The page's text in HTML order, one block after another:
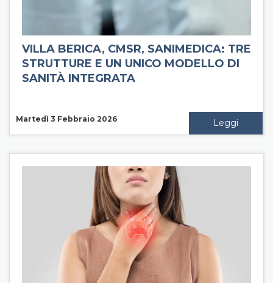
VILLA BERICA, CMSR, SANIMEDICA: TRE
STRUTTURE E UN UNICO MODELLO DI
SANITÀ INTEGRATA
Martedì 3 Febbraio 2026 Leggi